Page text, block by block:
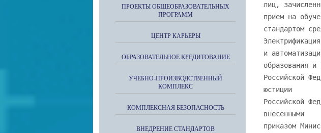
ПРОЕКТЫ ОБЩЕОБРАЗОВАТЕЛЬНЫХ
ПРОГРАММ
ЦЕНТР КАРЬЕРЫ
ОБРАЗОВАТЕЛЬНОЕ КРЕДИТОВАНИЕ
УЧЕБНО-ПРОИЗВОДСТВЕННЫЙ
КОМПЛЕКС
КОМПЛЕКСНАЯ БЕЗОПАСНОСТЬ
ВНЕДРЕНИЕ СТАНДАРТОВ